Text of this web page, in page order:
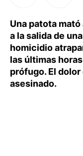
Una patota
a la salida de
homicidio
las últimas
prófugo. El
asesinado.